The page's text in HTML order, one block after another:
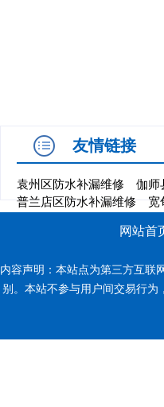
友情链接
袁州区防水补漏维修 伽师
普兰店区防水补漏维修
宽
网站首
内容声明：本站点为第三方互联
别。本站不参与用户间交易行为